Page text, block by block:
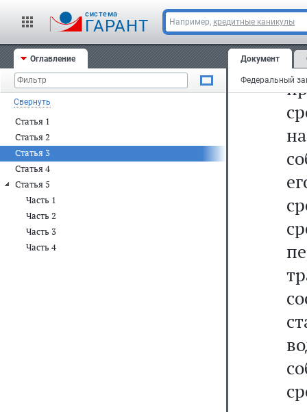
cистема
ГАРАНТ Например, кредитные каникулы
Оглавление
Свернуть
Статья 1
Статья 2
Статья 3
Статья 4
Статья 5
Часть 1
Часть 2
Часть 3
Часть 4
Документ